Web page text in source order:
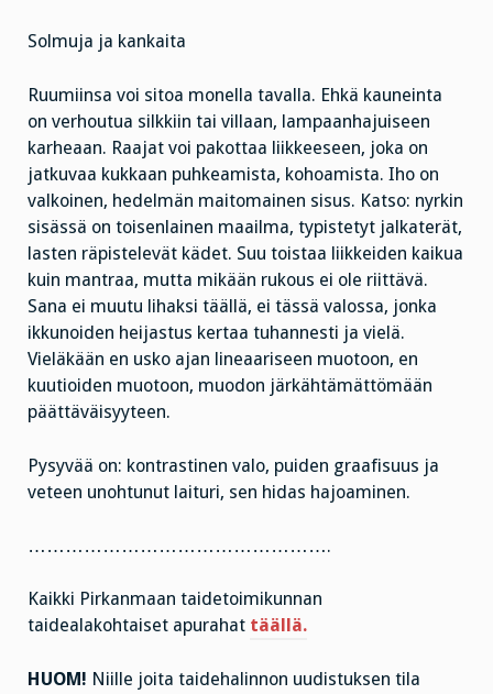
Solmuja ja kankaita
Ruumiinsa voi sitoa monella tavalla. Ehkä kauneinta
on verhoutua silkkiin tai villaan, lampaanhajuiseen
karheaan. Raajat voi pakottaa liikkeeseen, joka on
jatkuvaa kukkaan puhkeamista, kohoamista. Iho on
valkoinen, hedelmän maitomainen sisus. Katso: nyrkin
sisässä on toisenlainen maailma, typistetyt jalkaterät,
lasten räpistelevät kädet. Suu toistaa liikkeiden kaikua
kuin mantraa, mutta mikään rukous ei ole riittävä.
Sana ei muutu lihaksi täällä, ei tässä valossa, jonka
ikkunoiden heijastus kertaa tuhannesti ja vielä.
Vieläkään en usko ajan lineaariseen muotoon, en
kuutioiden muotoon, muodon järkähtämättömään
päättäväisyyteen.
Pysyvää on: kontrastinen valo, puiden graafisuus ja
veteen unohtunut laituri, sen hidas hajoaminen.
………………………………………….
Kaikki Pirkanmaan taidetoimikunnan
taidealakohtaiset apurahat täällä.
HUOM! Niille joita taidehalinnon uudistuksen tila